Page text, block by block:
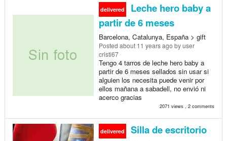
delivered
Leche hero baby a
partir de 6 meses
Barcelona, Catalunya, España > gift
Posted about 11 years ago by user
cristi67
Tengo 4 tarros de leche hero baby a
partir de 6 meses sellados sin usar si
alguien los necesita puede venir por
ellos mañana a sabadell, no envió ni
acerco gracias
2071 views , 2 comments
delivered Silla de escritorio